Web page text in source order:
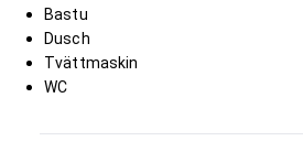
Bastu
Dusch
Tvättmaskin
WC